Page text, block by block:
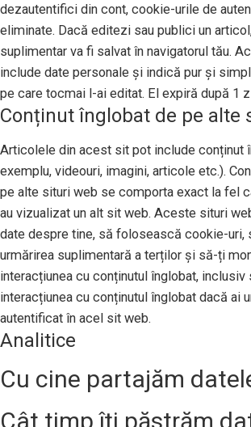
dezautentifici din cont, cookie-urile de
eliminate. Dacă editezi sau publici un
suplimentar va fi salvat în navigatorul tău.
include date personale și indică pur și
pe care tocmai l-ai editat. El expiră după 1
Conținut înglobat de pe alte
Articolele din acest sit pot include conținut
exemplu, videouri, imagini, articole etc.).
pe alte situri web se comporta exact la fel
au vizualizat un alt sit web. Aceste situri
date despre tine, să folosească cookie-uri,
urmărirea suplimentară a terților și să-ți
interacțiunea cu conținutul înglobat,
interacțiunea cu conținutul înglobat dacă ai
autentificat în acel sit web.
Analitice
Cu cine partajăm
Cât timp îți păstrăm